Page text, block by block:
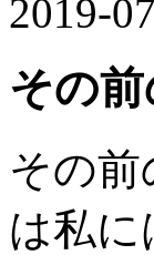
2019-
その
その
は私